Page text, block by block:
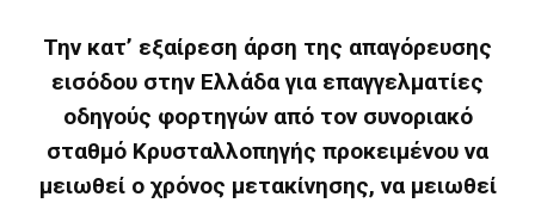
Την κατ’ εξαίρεση άρση της απαγόρευσης
εισόδου στην Ελλάδα για επαγγελματίες
οδηγούς φορτηγών από τον συνοριακό
σταθμό Κρυσταλλοπηγής προκειμένου να
μειωθεί ο χρόνος μετακίνησης, να μειωθεί